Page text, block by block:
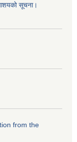
सूचना।
from the